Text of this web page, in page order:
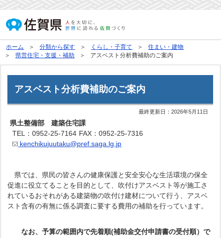
ホーム 分類から探す くらし・子育て
住まい・建物
県営住宅・支援・補助
アスベスト分析費補助のご案内
アスベスト分析費補助のご案内
最終更新日：2026年5月11日
県土整備部 建築住宅課
TEL：0952-25-7164 FAX：0952-25-7316
kenchikujuutaku@pref.saga.lg.jp
県では、県民の皆さんの健康保護と安全安心な生活環境の保全
促進に役立てることを目的として、吹付けアスベスト等が施工さ
れているおそれがある建築物の吹付け建材について行う、アスベ
スト含有の有無に係る調査に要する費用の補助を行っています。
なお、予算の範囲内で先着順(補助金交付申請書の受付順）で